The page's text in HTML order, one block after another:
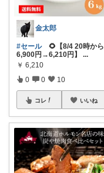
金太郎
#セール🌻【8/4 20時から
6,900円→6,210円】
...
￥ 6,210
0 0 10
コレ いいね